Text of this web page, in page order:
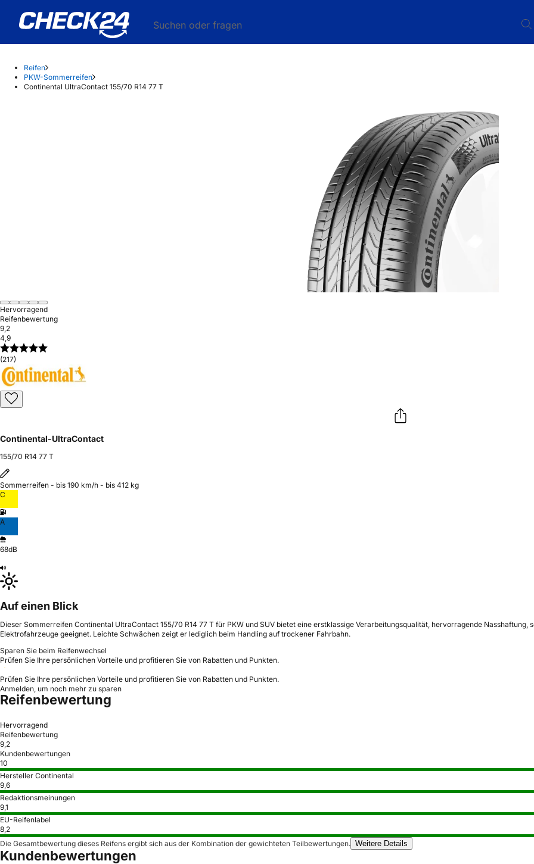
Suchen oder fragen
Reifen
PKW-Sommerreifen
Continental UltraContact 155/70 R14 77 T
Hervorragend
Reifenbewertung
9,2
4,9
(217)
Continental-UltraContact
155/70 R14 77 T
Sommerreifen - bis 190 km/h - bis 412 kg
C
A
68dB
Auf einen Blick
Dieser Sommerreifen Continental UltraContact 155/70 R14 77 T für PKW und SUV bietet eine erstklassige Verarbeitungsqualität, hervorragende
Elektrofahrzeuge geeignet. Leichte Schwächen zeigt er lediglich beim Handling auf trockener Fahrbahn.
Sparen Sie beim Reifenwechsel
Prüfen Sie Ihre persönlichen Vorteile und profitieren Sie von Rabatten und Punkten.
Prüfen Sie Ihre persönlichen Vorteile und profitieren Sie von Rabatten und Punkten.
Anmelden, um noch mehr zu sparen
Reifenbewertung
Hervorragend
Reifenbewertung
9,2
Kundenbewertungen
10
Hersteller Continental
9,6
Redaktionsmeinungen
9,1
EU-Reifenlabel
8,2
Die Gesamtbewertung dieses Reifens ergibt sich aus der Kombination der gewichteten Teilbewertungen. Weitere Details
Kundenbewertungen